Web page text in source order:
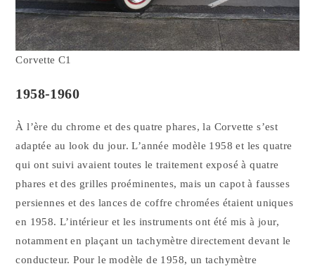
Corvette C1
1958-1960
À l’ère du chrome et des quatre phares, la Corvette s’est
adaptée au look du jour. L’année modèle 1958 et les quatre
qui ont suivi avaient toutes le traitement exposé à quatre
phares et des grilles proéminentes, mais un capot à fausses
persiennes et des lances de coffre chromées étaient uniques
en 1958. L’intérieur et les instruments ont été mis à jour,
notamment en plaçant un tachymètre directement devant le
conducteur. Pour le modèle de 1958, un tachymètre